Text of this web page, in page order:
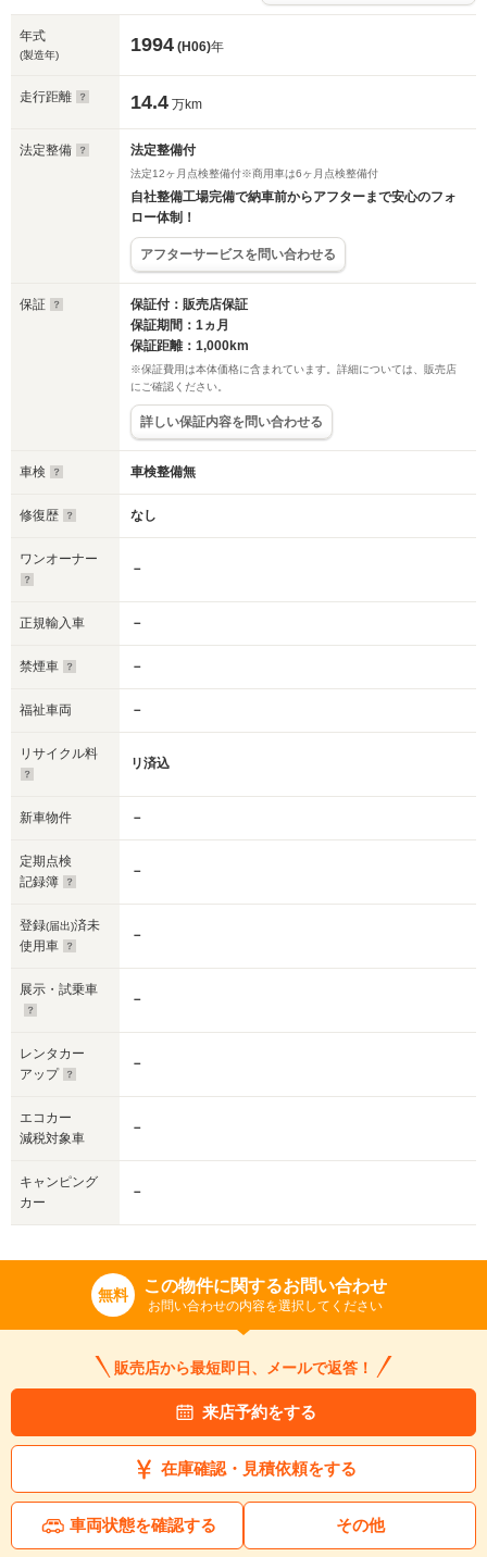
年式
(製造年) 1994 (H06)年
走行距離 14.4 万km
法定整備 法定整備付
法定12ヶ月点検整備付※商用車は6ヶ月点検整備付
自社整備工場完備で納車前からアフターまで安心のフォ
ロー体制！
アフターサービスを問い合わせる
保証
保証付：販売店保証
保証期間：1ヵ月
保証距離：1,000km
※保証費用は本体価格に含まれています。詳細については、販売店
にご確認ください。
詳しい保証内容を問い合わせる
車検 車検整備無
修復歴 なし
ワンオーナー
－
正規輸入車 －
禁煙車 －
福祉車両 －
リサイクル料
リ済込
新車物件 －
定期点検
記録簿
－
登録(届出)済未
使用車
－
展示・試乗車
－
レンタカー
アップ
－
エコカー
減税対象車
－
キャンピング
カー
－
無料 この物件に関するお問い合わせ
お問い合わせの内容を選択してください
販売店から最短即日、メールで返答！
来店予約をする
在庫確認・見積依頼をする
車両状態を確認する その他